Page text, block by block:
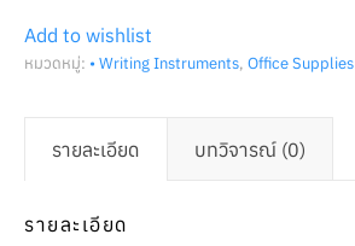
Add to wishlist
หมวดหมู่: • Writing Instruments, Office Supplies
รายละเอียด บทวิจารณ์ (0)
รายละเอียด